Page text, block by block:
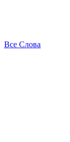
Все Слова